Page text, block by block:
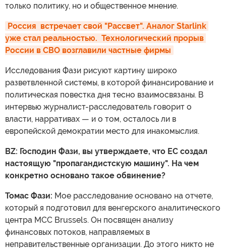
только политику, но и общественное мнение.
Россия  встречает свой "Рассвет". Аналог Starlink
уже стал реальностью.  Технологический прорыв
России в СВО возглавили частные фирмы
Исследования Фази рисуют картину широко
разветвленной системы, в которой финансирование и
политическая повестка дня тесно взаимосвязаны. В
интервью журналист-расследователь говорит о
власти, нарративах — и о том, осталось ли в
европейской демократии место для инакомыслия.
BZ: Господин Фази, вы утверждаете, что ЕС создал
настоящую "пропагандистскую машину". На чем
конкретно основано такое обвинение?
Томас Фази: Мое расследование основано на отчете,
который я подготовил для венгерского аналитического
центра MCC Brussels. Он посвящен анализу
финансовых потоков, направляемых в
неправительственные организации. До этого никто не